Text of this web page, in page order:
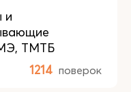
и
ТМТБ
1214 поверок